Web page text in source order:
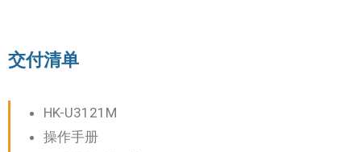
交付清单
HK-U3121M
操作手册